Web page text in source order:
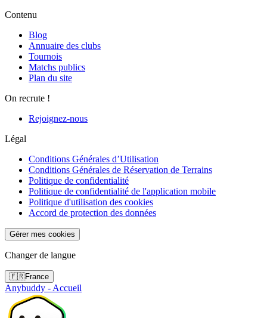
Contenu
Blog
Annuaire des clubs
Tournois
Matchs publics
Plan du site
On recrute !
Rejoignez-nous
Légal
Conditions Générales d’Utilisation
Conditions Générales de Réservation de Terrains
Politique de confidentialité
Politique de confidentialité de l'application mobile
Politique d'utilisation des cookies
Accord de protection des données
Gérer mes cookies
Changer de langue
🇫🇷France
Anybuddy - Accueil